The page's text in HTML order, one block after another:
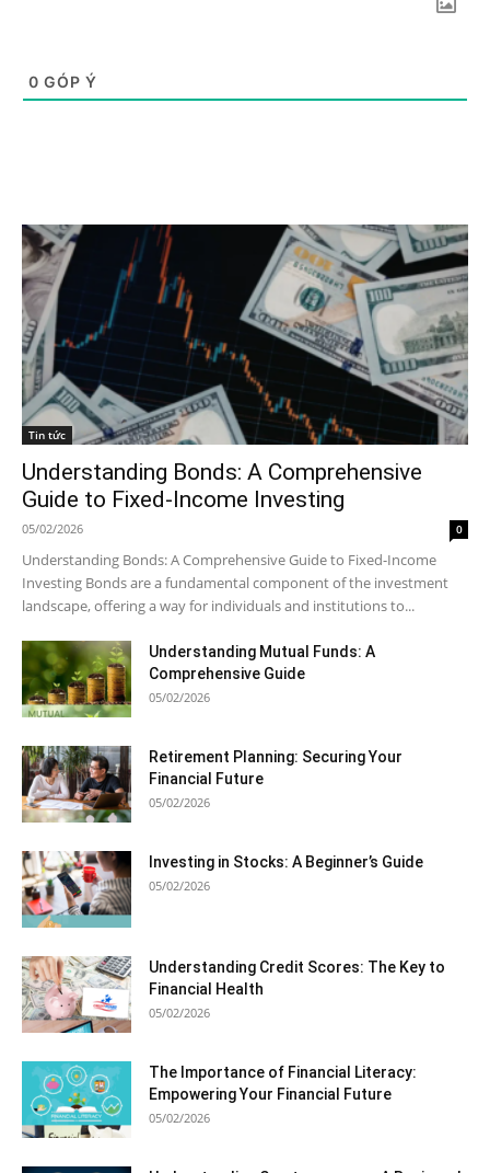
0 GÓP Ý
Tin tức
Understanding Bonds: A Comprehensive
Guide to Fixed-Income Investing
05/02/2026 0
Understanding Bonds: A Comprehensive Guide to Fixed-Income
Investing Bonds are a fundamental component of the investment
landscape, offering a way for individuals and institutions to...
Understanding Mutual Funds: A
Comprehensive Guide
05/02/2026
Retirement Planning: Securing Your
Financial Future
05/02/2026
Investing in Stocks: A Beginner’s Guide
05/02/2026
Understanding Credit Scores: The Key to
Financial Health
05/02/2026
The Importance of Financial Literacy:
Empowering Your Financial Future
05/02/2026